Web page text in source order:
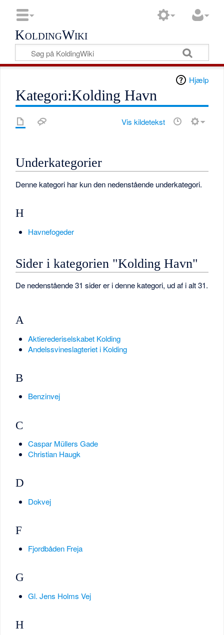
KoldingWiki
Hjælp
Kategori:Kolding Havn
Vis kildetekst
Underkategorier
Denne kategori har kun den nedenstående underkategori.
H
Havnefogeder
Sider i kategorien "Kolding Havn"
De nedenstående 31 sider er i denne kategori, ud af i alt 31.
A
Aktierederiselskabet Kolding
Andelssvineslagteriet i Kolding
B
Benzinvej
C
Caspar Müllers Gade
Christian Haugk
D
Dokvej
F
Fjordbåden Freja
G
Gl. Jens Holms Vej
H